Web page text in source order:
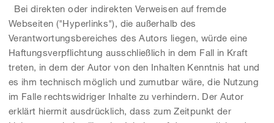
Bei direkten oder indirekten Verweisen auf fremde
Webseiten ("Hyperlinks"), die außerhalb des
Verantwortungsbereiches des Autors liegen, würde eine
Haftungsverpflichtung ausschließlich in dem Fall in Kraft
treten, in dem der Autor von den Inhalten Kenntnis hat und
es ihm technisch möglich und zumutbar wäre, die Nutzung
im Falle rechtswidriger Inhalte zu verhindern. Der Autor
erklärt hiermit ausdrücklich, dass zum Zeitpunkt der